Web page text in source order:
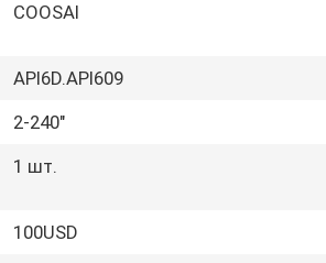
COOSAI
API6D.API609
2-240"
1 шт.
100USD